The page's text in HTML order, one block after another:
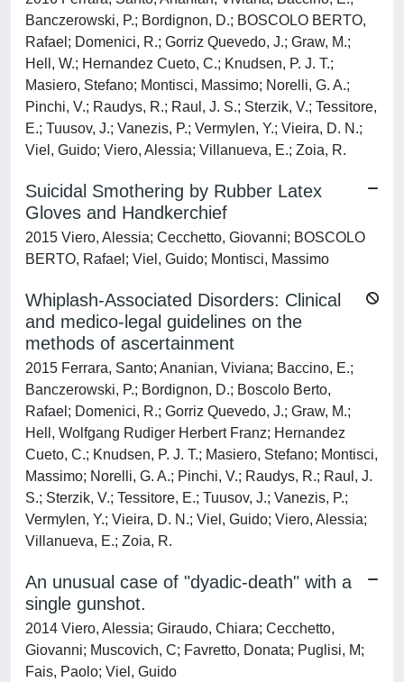
Banczerowski, P.; Bordignon, D.; BOSCOLO BERTO,
Rafael; Domenici, R.; Gorriz Quevedo, J.; Graw, M.;
Hell, W.; Hernandez Cueto, C.; Knudsen, P. J. T.;
Masiero, Stefano; Montisci, Massimo; Norelli, G. A.;
Pinchi, V.; Raudys, R.; Raul, J. S.; Sterzik, V.; Tessitore,
E.; Tuusov, J.; Vanezis, P.; Vermylen, Y.; Vieira, D. N.;
Viel, Guido; Viero, Alessia; Villanueva, E.; Zoia, R.
Suicidal Smothering by Rubber Latex
Gloves and Handkerchief
2015 Viero, Alessia; Cecchetto, Giovanni; BOSCOLO
BERTO, Rafael; Viel, Guido; Montisci, Massimo
Whiplash-Associated Disorders: Clinical
and medico-legal guidelines on the
methods of ascertainment
2015 Ferrara, Santo; Ananian, Viviana; Baccino, E.;
Banczerowski, P.; Bordignon, D.; Boscolo Berto,
Rafael; Domenici, R.; Gorriz Quevedo, J.; Graw, M.;
Hell, Wolfgang Rudiger Herbert Franz; Hernandez
Cueto, C.; Knudsen, P. J. T.; Masiero, Stefano; Montisci,
Massimo; Norelli, G. A.; Pinchi, V.; Raudys, R.; Raul, J.
S.; Sterzik, V.; Tessitore, E.; Tuusov, J.; Vanezis, P.;
Vermylen, Y.; Vieira, D. N.; Viel, Guido; Viero, Alessia;
Villanueva, E.; Zoia, R.
An unusual case of "dyadic-death" with a
single gunshot.
2014 Viero, Alessia; Giraudo, Chiara; Cecchetto,
Giovanni; Muscovich, C; Favretto, Donata; Puglisi, M;
Fais, Paolo; Viel, Guido